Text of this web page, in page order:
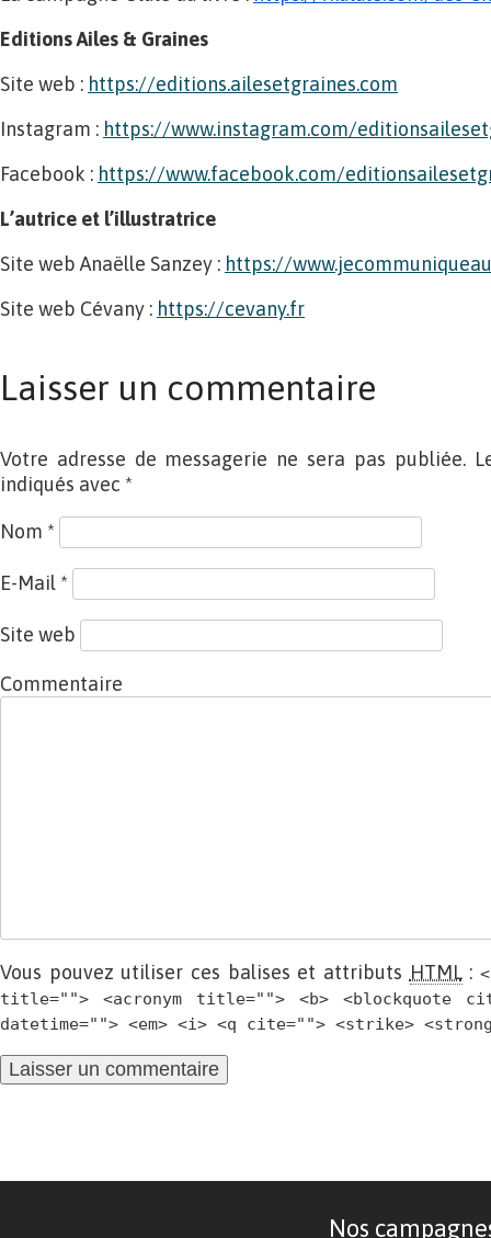
Editions Ailes & Graines
Site web : https://editions.ailesetgraines.com
Instagram : https://www.instagram.com/
Facebook : https://www.facebook.com/
L’autrice et l’illustratrice
Site web Anaëlle Sanzey : https://
Site web Cévany : https://cevany.fr
Laisser un commentaire
Votre adresse de messagerie ne sera pas publiée.
indiqués avec *
Nom *
E-Mail *
Site web
Commentaire
Vous pouvez utiliser ces balises et attributs HTML:
title=""> <acronym title=""> <b> <blockquote
datetime=""> <em> <i> <q cite=""> <strike>
Nos